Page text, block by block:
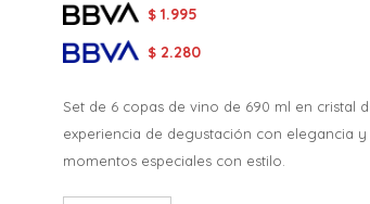
$ 1.995
$ 2.280
Set de 6 copas de vino de 690 ml en cristal
experiencia de degustación con elegancia
momentos especiales con estilo.